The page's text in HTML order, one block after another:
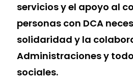
servicios y el apoyo al
personas con DCA
solidaridad y la
Administraciones y
sociales.